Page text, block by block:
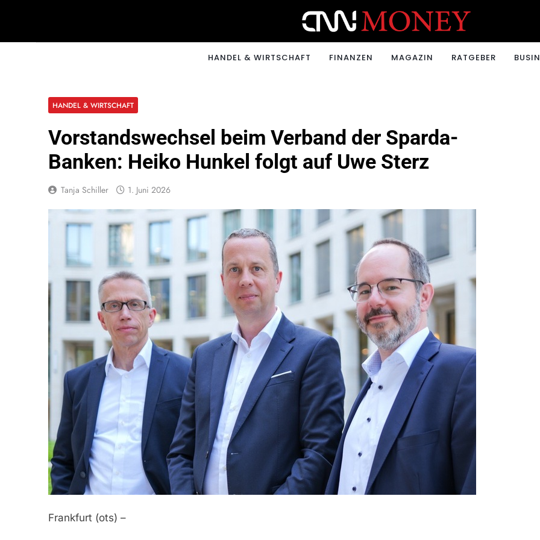
CNNMONEY.CH
HANDEL & WIRTSCHAFT FINANZEN MAGAZIN RATGEBER
HANDEL & WIRTSCHAFT
Vorstandswechsel beim Verband der Sparda-
Banken: Heiko Hunkel folgt auf Uwe Sterz
Tanja Schiller 1. Juni 2026
Frankfurt (ots) –